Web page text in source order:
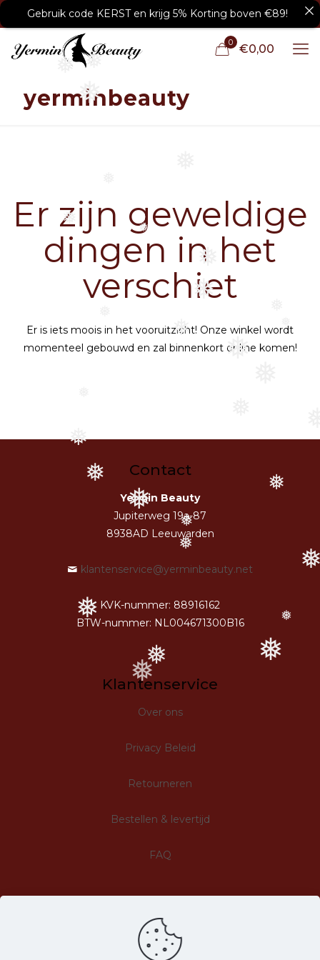
❅
❅
❅
❅
❅
❅
❅
❅
❅
❅
❅
❅
❅
❅
❅
❅
❅
❅
❅
❅ ❅
0 €0,00
yerminbeauty
Er zijn geweldige
dingen in het
verschiet
Er is iets moois in het vooruitzicht! Onze winkel wordt
momenteel gebouwd en zal binnenkort online komen!
Contact
Yermin Beauty
Jupiterweg 19a-87
8938AD Leeuwarden
klantenservice@yerminbeauty.net
KVK-nummer: 88916162
BTW-nummer: NL004671300B16
Klantenservice
Over ons
Privacy Beleid
Retourneren
Bestellen & levertijd
FAQ
Gebruik code KERST en krijg 5% Korting boven €89!